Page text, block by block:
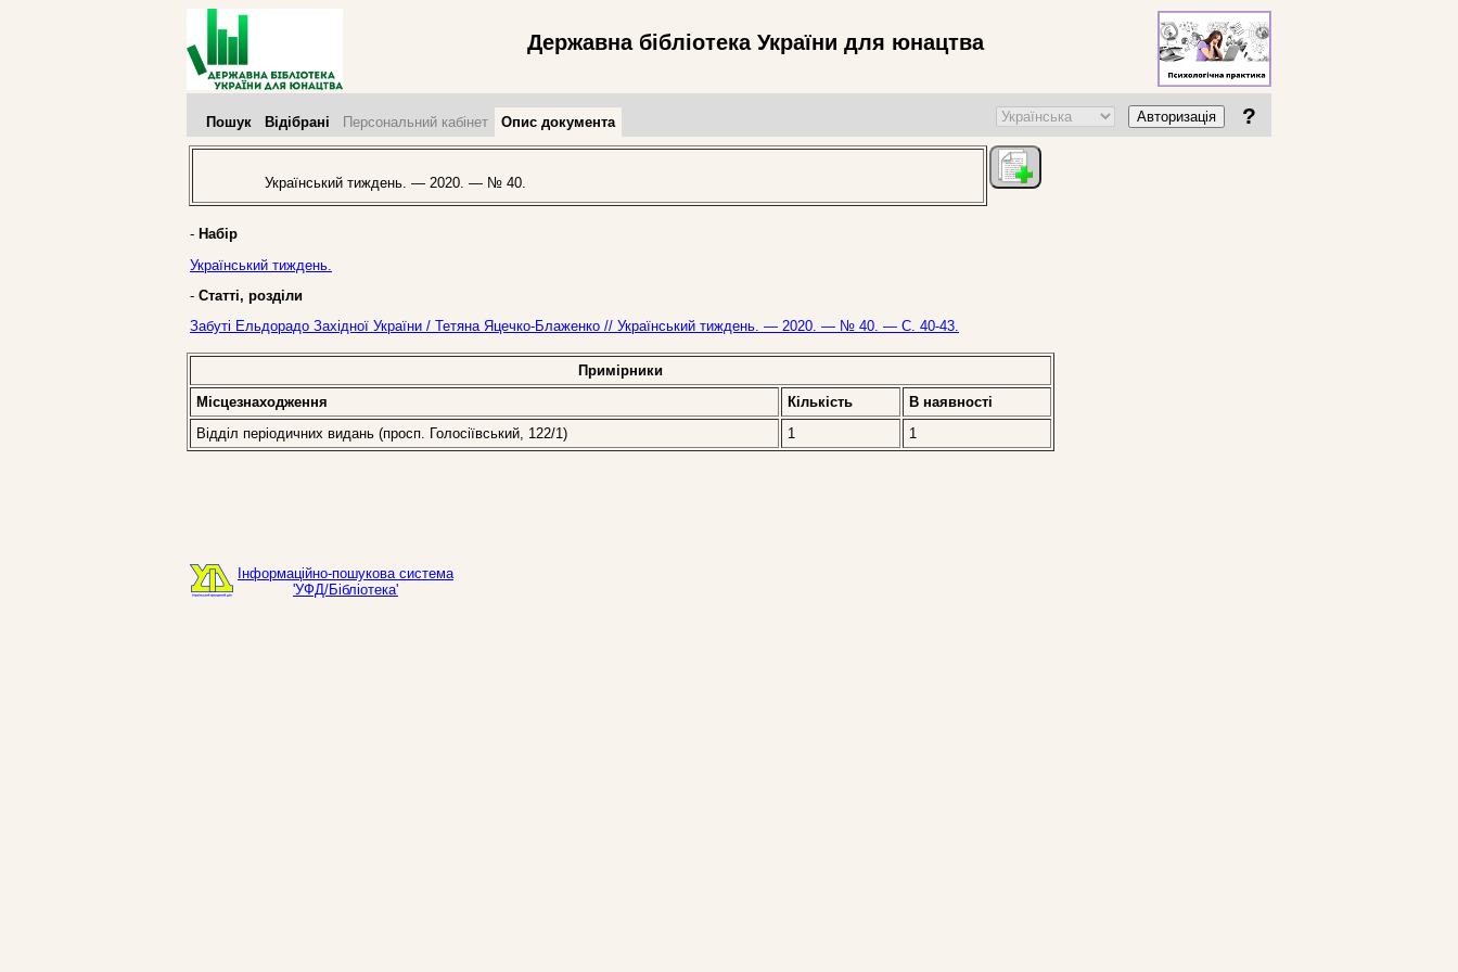
Державна бібліотека України для юнацтва
Пошук Відібрані Персональний кабінет Опис документа Авторизація ?
Український тиждень. — 2020. — № 40.
- Набір
Український тиждень.
- Статті, розділи
Забуті Ельдорадо Західної України / Тетяна Яцечко-Блаженко // Український тиждень. — 2020. — № 40. — С. 40-43.
Примірники
Місцезнаходження
Кількість
В наявностi
Відділ періодичних видань (просп. Голосіївський, 122/1)
1 1
Інформаційно-пошукова система
'УФД/Бібліотека'